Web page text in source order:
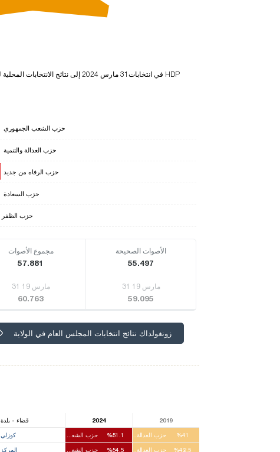
حزب الشعب الجمهوري
حزب العدالة والتنمية
حزب الرفاه من جديد
حزب السعادة
حزب الظفر
مجموع الأصوات
57.881
الأصوات الصحيحة
55.497
31 مارس 19
60.763
31 مارس 19
59.095
زونغولداك نتائج انتخابات المجلس العام في الولاية
قضاء - بلدة 2024 2019
كوزلي حزب الشعب الجمهوري %51.1حزب العدالة والتنمية %41
المركز حزب الشعب الجمهوري %54.5حزب العدالة والتنمية %42.5